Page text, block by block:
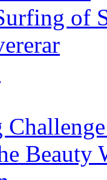
of
Beauty